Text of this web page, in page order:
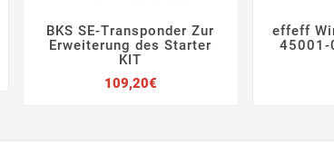
   
BKS SE-Transponder Zur
Erweiterung des Starter
KIT
109,20€Preis

effeff
45001-